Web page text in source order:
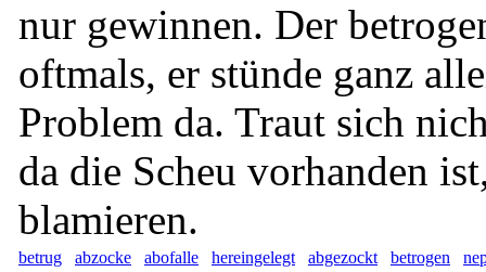
nur gewinnen. Der
oftmals, er stünde ganz
Problem da. Traut sich
da die Scheu vorhanden
blamieren.
betrug abzocke abofalle hereingelegt abgezockt betrogen